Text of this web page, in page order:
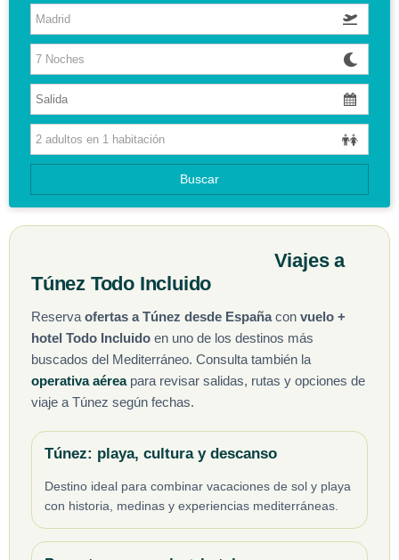
VUELO + HOTEL
MULTIDESTINOS
CIRCUITOS
HOTELES
GUIAS DE VIAJES
Buscar
Viajes a
Túnez Todo Incluido
Reserva ofertas a Túnez desde Españacon vuelo +
hotel Todo Incluido en uno de los destinos más
buscados del Mediterráneo. Consulta también la
operativa aérea para revisar salidas, rutas y opciones de
viaje a Túnez según fechas.
Túnez: playa, cultura y descanso
Destino ideal para combinar vacaciones de sol y playa
con historia, medinas y experiencias mediterráneas.